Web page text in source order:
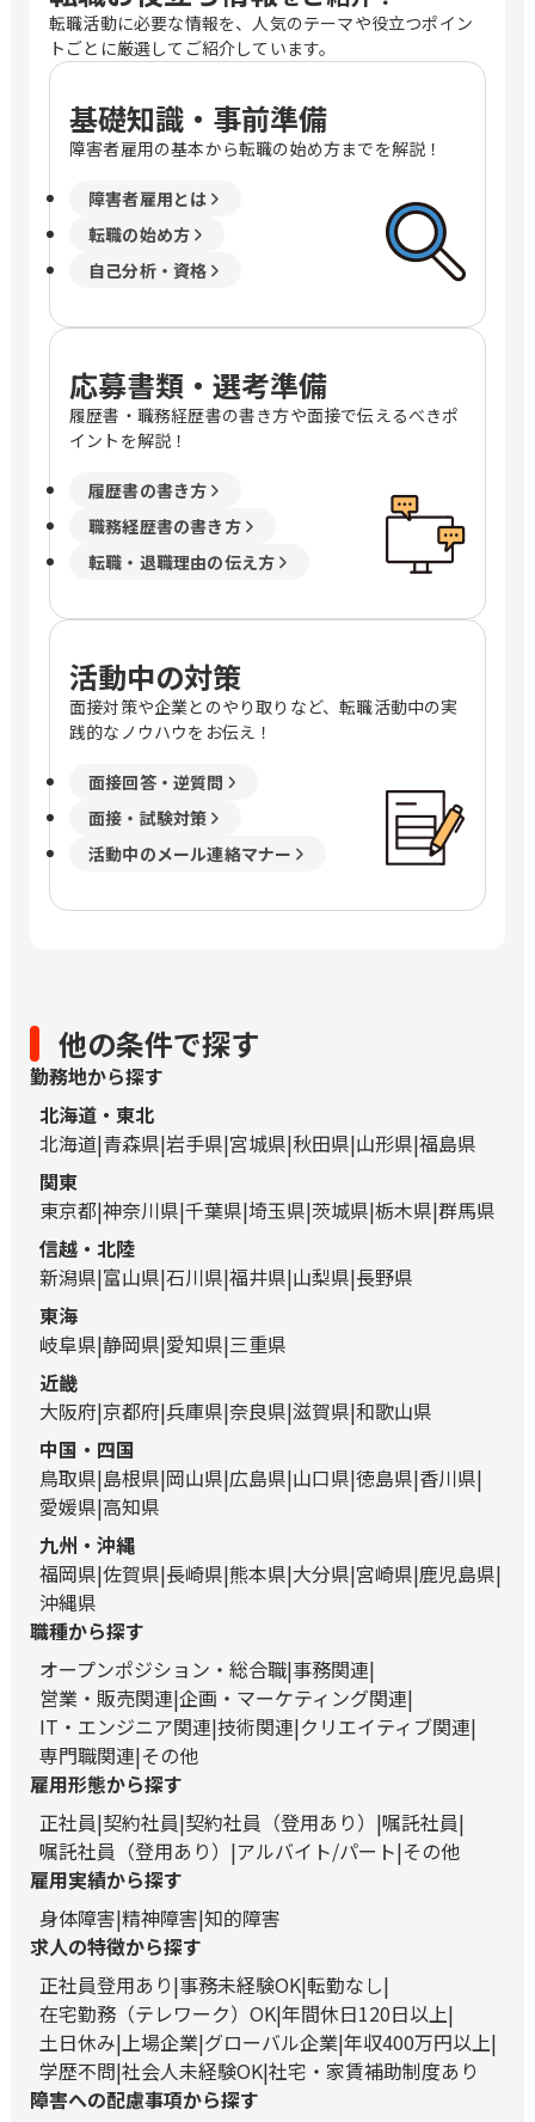
転職活動に必要な情報を、人気のテーマや役立つポイン
トごとに厳選してご紹介しています。
基礎知識・事前準備
障害者雇用の基本から転職の始め方までを解説！
障害者雇用とは
転職の始め方
自己分析・資格
応募書類・選考準備
履歴書・職務経歴書の書き方や面接で伝えるべきポ
イントを解説！
履歴書の書き方
職務経歴書の書き方
転職・退職理由の伝え方
活動中の対策
面接対策や企業とのやり取りなど、転職活動中の実
践的なノウハウをお伝え！
面接回答・逆質問
面接・試験対策
活動中のメール連絡マナー
他の条件で探す
勤務地から探す
北海道・東北
北海道 青森県 岩手県 宮城県 秋田県 山形県 福島県
関東
東京都 神奈川県 千葉県 埼玉県 茨城県 栃木県 群馬県
信越・北陸
新潟県 富山県 石川県 福井県 山梨県 長野県
東海
岐阜県 静岡県 愛知県 三重県
近畿
大阪府 京都府 兵庫県 奈良県 滋賀県 和歌山県
中国・四国
鳥取県 島根県 岡山県 広島県 山口県 徳島県 香川県
愛媛県 高知県
九州・沖縄
福岡県 佐賀県 長崎県 熊本県 大分県 宮崎県 鹿児島県
沖縄県
職種から探す
オープンポジション・総合職 事務関連
営業・販売関連 企画・マーケティング関連
IT・エンジニア関連 技術関連 クリエイティブ関連
専門職関連 その他
雇用形態から探す
正社員 契約社員 契約社員（登用あり）
嘱託社員
嘱託社員（登用あり）
アルバイト/パート その他
雇用実績から探す
身体障害 精神障害 知的障害
求人の特徴から探す
正社員登用あり 事務未経験OK 転勤なし
在宅勤務（テレワーク）OK 年間休日120日以上
土日休み 上場企業 グローバル企業 年収400万円以上
学歴不問 社会人未経験OK 社宅・家賃補助制度あり
障害への配慮事項から探す